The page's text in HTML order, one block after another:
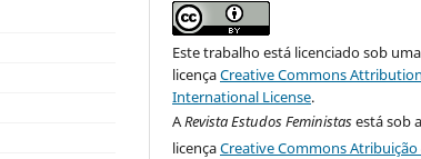
Este trabalho está licenciado sob uma
licençaCreative Commons
International License.
ARevista Estudos Feministasestá sob a
licençaCreative Commons Atribuição